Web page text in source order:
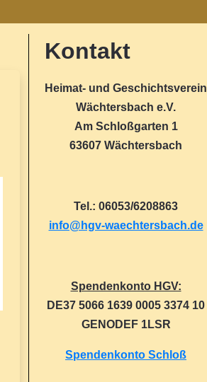
Kontakt
Heimat- und Geschichtsverein
Wächtersbach e.V.
Am Schloßgarten 1
63607 Wächtersbach
Tel.: 06053/6208863
info@hgv-waechtersbach.de
Spendenkonto HGV:
DE37 5066 1639 0005 3374 10
GENODEF 1LSR
Spendenkonto Schloß